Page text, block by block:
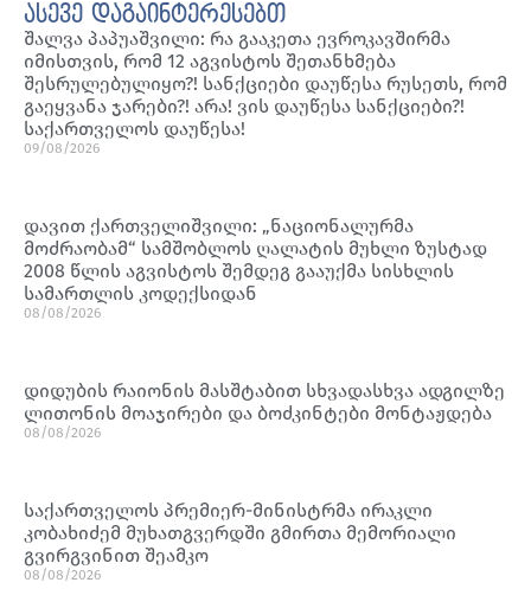
ასევე დაგაინტერესებთ
შალვა პაპუაშვილი: რა გააკეთა ევროკავშირმა
იმისთვის, რომ 12 აგვისტოს შეთანხმება
შესრულებულიყო?! სანქციები დაუწესა რუსეთს, რომ
გაეყვანა ჯარები?! არა! ვის დაუწესა სანქციები?!
საქართველოს დაუწესა!
09/08/2026
დავით ქართველიშვილი: „ნაციონალურმა
მოძრაობამ“ სამშობლოს ღალატის მუხლი ზუსტად
2008 წლის აგვისტოს შემდეგ გააუქმა სისხლის
სამართლის კოდექსიდან
08/08/2026
დიდუბის რაიონის მასშტაბით სხვადასხვა ადგილზე
ლითონის მოაჯირები და ბოძკინტები მონტაჟდება
08/08/2026
საქართველოს პრემიერ-მინისტრმა ირაკლი
კობახიძემ მუხათგვერდში გმირთა მემორიალი
გვირგვინით შეამკო
08/08/2026